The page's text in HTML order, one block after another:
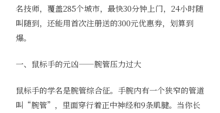
名技师，覆盖285个城市，最快30分钟上门，24小时随
叫随到，还能用首次注册送的300元优惠券，划算到
爆。
一、鼠标手的元凶——腕管压力过大
鼠标手的学名是腕管综合征。手腕内有一个狭窄的管道
叫“腕管”，里面穿行着正中神经和9条肌腱。当你长